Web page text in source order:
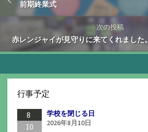
前期終業式
次の投稿
赤レンジャイが見守りに来てくれました。
行事予定
8
10
学校を閉じる日
2026年8月10日